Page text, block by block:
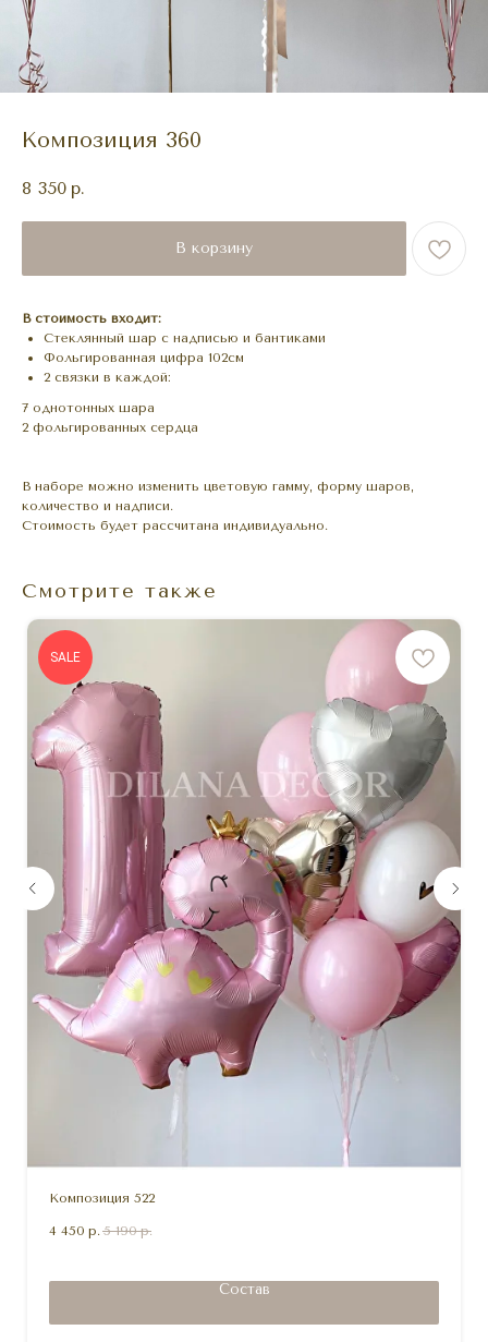
Композиция 360
8 350 р.
В корзину
В стоимость входит:
Стеклянный шар с надписью и бантиками
Фольгированная цифра 102см
2 связки в каждой:
7 однотонных шара
2 фольгированных сердца
В наборе можно изменить цветовую гамму, форму шаров,
количество и надписи.
Стоимость будет рассчитана индивидуально.
Смотрите также
SALE
Композиция 522
4 450 р. 5 190 р.
Состав